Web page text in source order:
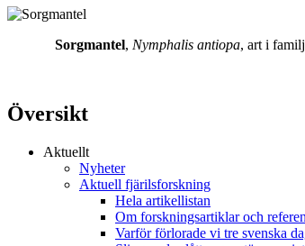
Sorgmantel, Nymphalis antiopa, art i
Översikt
Aktuellt
Nyheter
Aktuell fjärilsforskning
Hela artikellistan
Om forskningsartiklar och
Varför förlorade vi tre svenska